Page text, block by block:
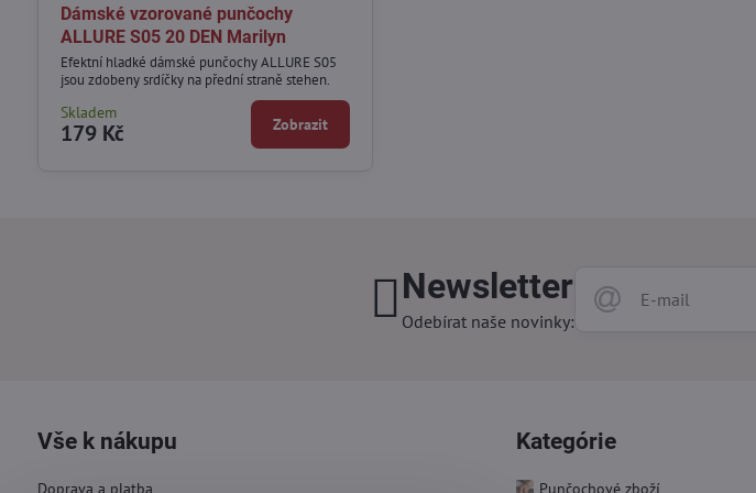
Dámské vzorované punčochy
ALLURE S05 20 DEN Marilyn
Efektní hladké dámské punčochy ALLURE S05
jsou zdobeny srdíčky na přední straně stehen.
Skladem
179 Kč Zobrazit
Newsletter
Odebírat naše novinky:
Vše k nákupu
Doprava a platba
Kategórie
Punčochové zboží